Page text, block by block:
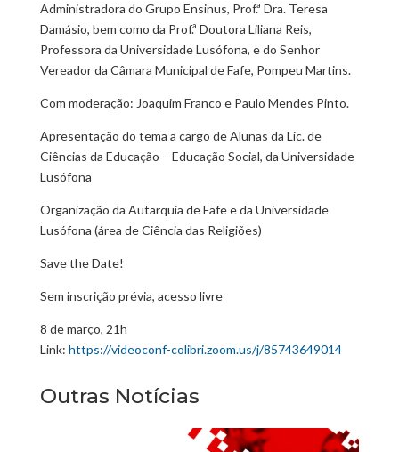
Administradora do Grupo Ensinus, Prof.ª Dra. Teresa
Damásio, bem como da Prof.ª Doutora Liliana Reis,
Professora da Universidade Lusófona, e do Senhor
Vereador da Câmara Municipal de Fafe, Pompeu Martins.
Com moderação: Joaquim Franco e Paulo Mendes Pinto.
Apresentação do tema a cargo de Alunas da Lic. de
Ciências da Educação – Educação Social, da Universidade
Lusófona
Organização da Autarquia de Fafe e da Universidade
Lusófona (área de Ciência das Religiões)
Save the Date!
Sem inscrição prévia, acesso livre
8 de março, 21h
Link: https://videoconf-colibri.zoom.us/j/85743649014
Outras Notícias